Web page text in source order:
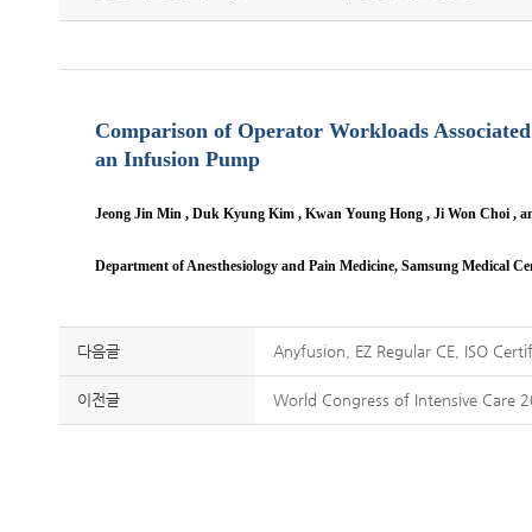
Comparison of Operator Workloads
an Infusion Pump
Jeong Jin Min , Duk Kyung Kim , Kwan Young Hong , Ji Won Choi ,
Department of Anesthesiology and Pain Medicine, Samsung Medical
다음글 Anyfusion, EZ Regular CE, ISO
이전글 World Congress of Intensive Care